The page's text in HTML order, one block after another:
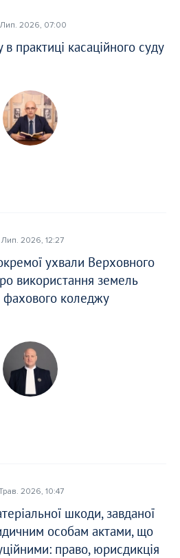
2026, 07:00
в практиці касаційного суду
2026, 12:27
ухвали Верховного
використання земель
фахового коледжу
2026, 10:47
шкоди, завданої
особам актами, що
право, юрисдикція